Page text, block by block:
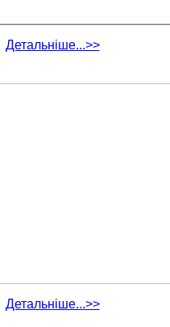
Детальніше...>>
Детальніше...>>